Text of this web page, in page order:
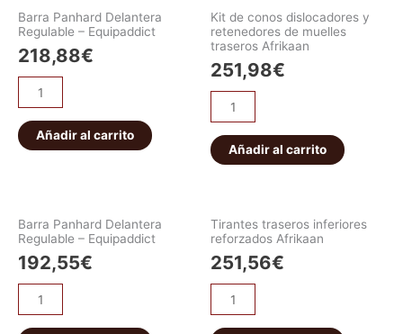
Barra Panhard Delantera
Regulable – Equipaddict
218,88€
Añadir al carrito
Kit de conos dislocadores y
retenedores de muelles
traseros Afrikaan
251,98€
Añadir al carrito
Barra Panhard Delantera
Regulable – Equipaddict
192,55€
Tirantes traseros inferiores
reforzados Afrikaan
251,56€